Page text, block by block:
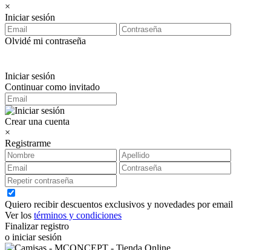
×
Iniciar sesión
Olvidé mi contraseña
Iniciar sesión
Continuar como invitado
Crear una cuenta
×
Registrarme
Quiero recibir descuentos exclusivos y novedades por email
Ver los términos y condiciones
Finalizar registro
o iniciar sesión